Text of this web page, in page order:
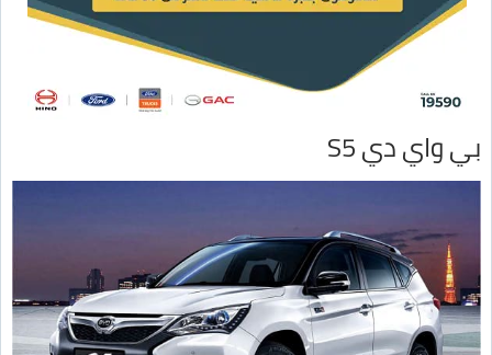
بي واي دي S5